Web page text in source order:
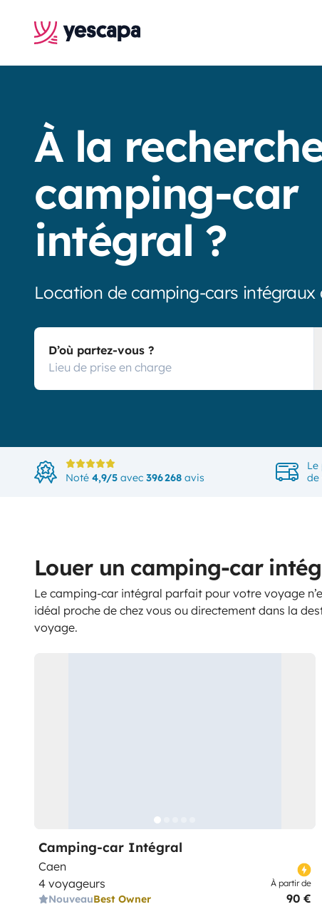
À la
camping-car
intégral ?
Location de camping-cars intégraux
D’où partez-vous ?
Noté 4,9/5 avec 396 268 avis
Le
de
Louer un camping-car
Le camping-car intégral parfait pour votre voyage
idéal proche de chez vous ou directement dans la
voyage.
Camping-car Intégral
Caen
4 voyageurs
NouveauBest Owner
À partir de
90 €